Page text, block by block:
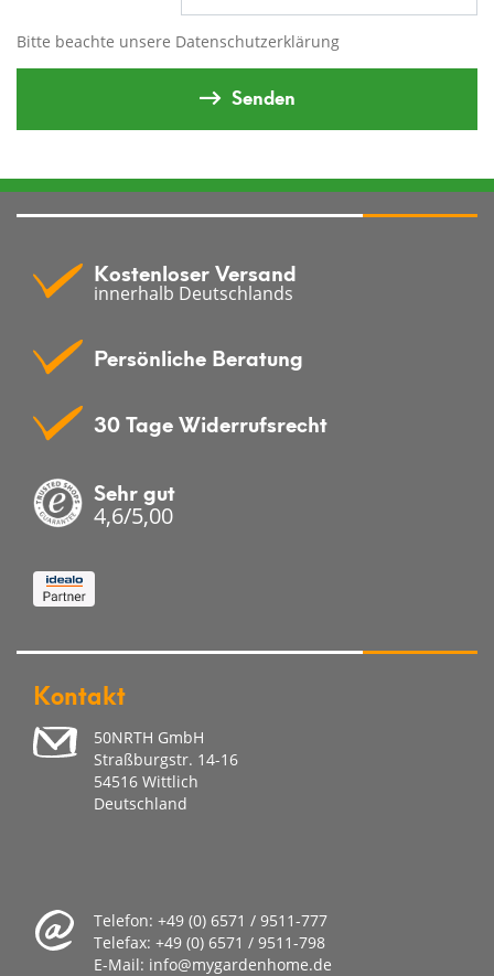
Bitte beachte unsere Datenschutzerklärung
Senden
Kostenloser Versand
innerhalb Deutschlands
Persönliche Beratung
30 Tage Widerrufsrecht
Sehr gut
4,6/5,00
Kontakt
50NRTH GmbH
Straßburgstr. 14-16
54516 Wittlich
Deutschland
Telefon: +49 (0) 6571 / 9511-777
Telefax: +49 (0) 6571 / 9511-798
E-Mail: info@mygardenhome.de